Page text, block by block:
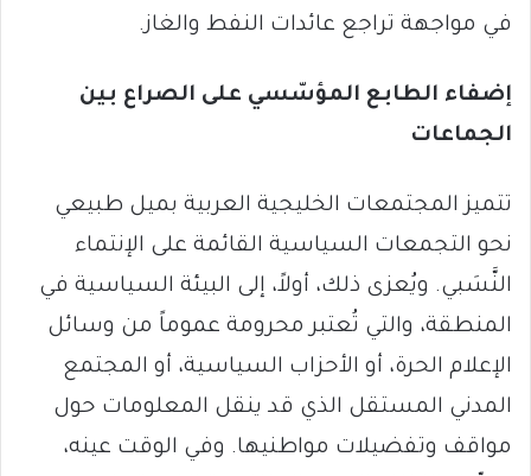
في مواجهة تراجع عائدات النفط والغاز.
إضفاء الطابع المؤسّسي على الصراع بين
الجماعات
تتميز المجتمعات الخليجية العربية بميل طبيعي
نحو التجمعات السياسية القائمة على الإنتماء
النَّسَبي. ويُعزى ذلك، أولاً، إلى البيئة السياسية في
المنطقة، والتي تُعتبر محرومة عموماً من وسائل
الإعلام الحرة، أو الأحزاب السياسية، أو المجتمع
المدني المستقل الذي قد ينقل المعلومات حول
مواقف وتفضيلات مواطنيها. وفي الوقت عينه،